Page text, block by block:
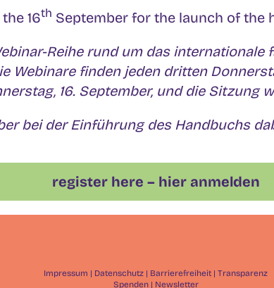
16th September for the launch of the
Reihe rund um das
Webinare finden jeden dritten
16. September, und die Sitzung
bei der Einführung des Handbuchs
register here – hier anmelden
Impressum | Datenschutz | Barrierefreiheit | Transparenz
Spenden| Newsletter